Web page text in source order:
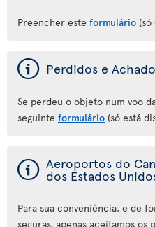
Preencher este formulário
ý Perdidos e
Se perdeu o objeto num voo
seguinte formulário (só está
ý Aeroportos do
dos Estados
Para sua conveniência, e de
seguras, apenas aceitamos